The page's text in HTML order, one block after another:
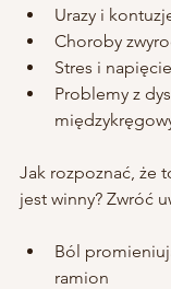
Urazy i
Choroby
Stres i
Problemy z
Jak rozpoznać, że
jest winny? Zwróć
Ból
ramion